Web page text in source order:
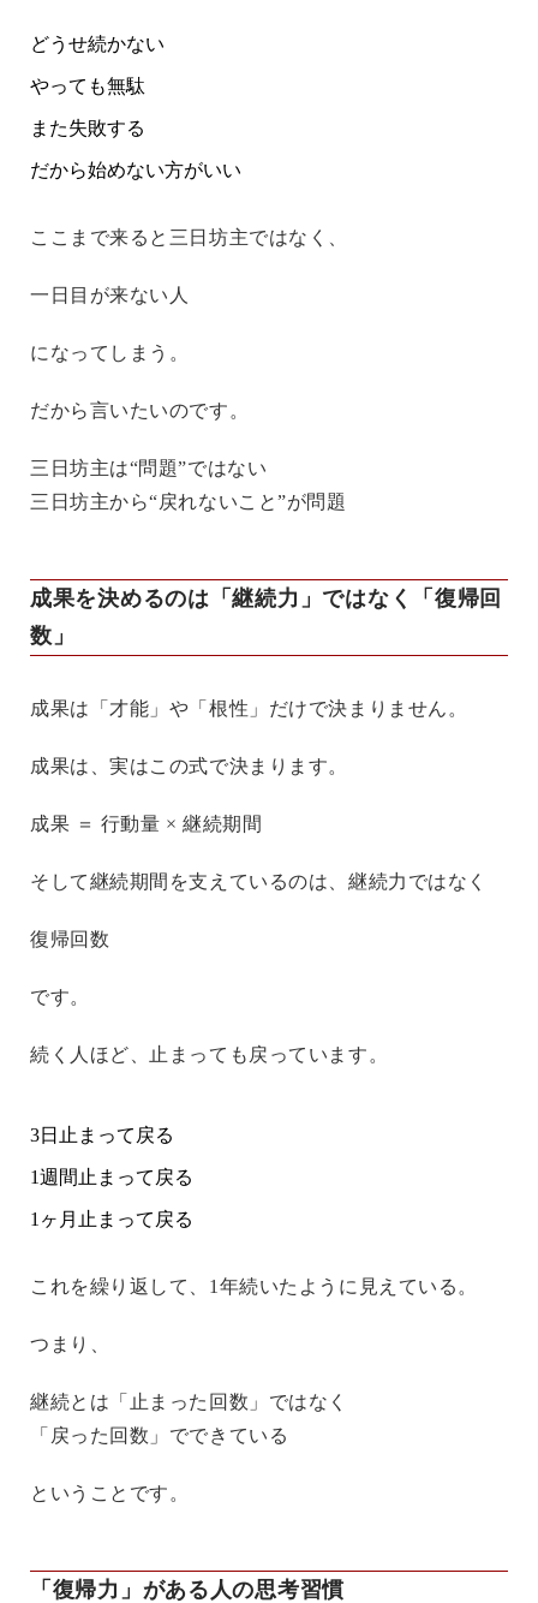
どうせ続かない
やっても無駄
また失敗する
だから始めない方がいい
ここまで来ると三日坊主ではなく、
一日目が来ない人
になってしまう。
だから言いたいのです。
三日坊主は“問題”ではない
三日坊主から“戻れないこと”が問題
成果を決めるのは「継続力」ではなく「復帰回
数」
成果は「才能」や「根性」だけで決まりません。
成果は、実はこの式で決まります。
成果 ＝ 行動量 × 継続期間
そして継続期間を支えているのは、継続力ではなく
復帰回数
です。
続く人ほど、止まっても戻っています。
3日止まって戻る
1週間止まって戻る
1ヶ月止まって戻る
これを繰り返して、1年続いたように見えている。
つまり、
継続とは「止まった回数」ではなく
「戻った回数」でできている
ということです。
「復帰力」がある人の思考習慣